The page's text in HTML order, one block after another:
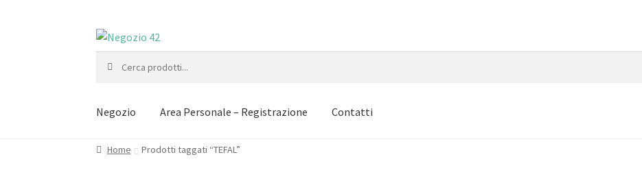
Vai
alla
navigazione
Vai
al
contenuto
Negozio Area Personale – Registrazione Contatti
Home Prodotti taggati “TEFAL”